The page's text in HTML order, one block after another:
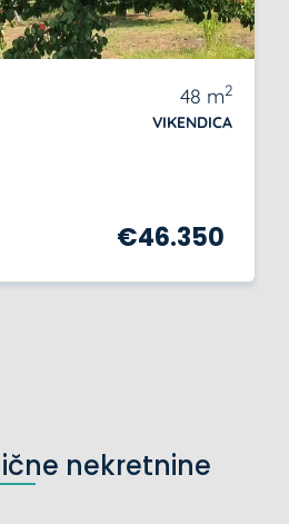
48 m2
VIKENDICA
€46.350
nekretnine